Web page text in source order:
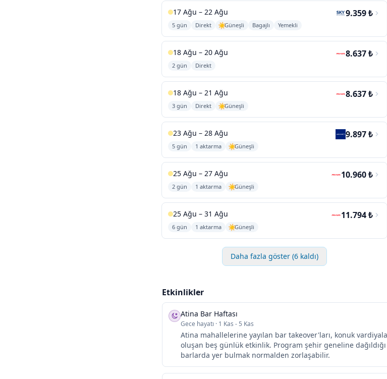
17 Ağu – 22 Ağu
5 gün Direkt Güneşli Bagajlı Yemekli
9.359 ₺
18 Ağu – 20 Ağu
2 gün Direkt
8.637 ₺
18 Ağu – 21 Ağu
3 gün Direkt Güneşli
8.637 ₺
23 Ağu – 28 Ağu
5 gün 1 aktarma Güneşli
9.897 ₺
25 Ağu – 27 Ağu
2 gün 1 aktarma Güneşli
10.960 ₺
25 Ağu – 31 Ağu
6 gün 1 aktarma Güneşli
11.794 ₺
Daha fazla göster (6 kaldı)
Etkinlikler
Atina Bar Haftası
Gece hayatı · 1 Kas - 5 Kas
Atina mahallelerine yayılan bar takeover'ları, konuk
oluşan beş günlük etkinlik. Program şehir geneline
barlarda yer bulmak normalden zorlaşabilir.